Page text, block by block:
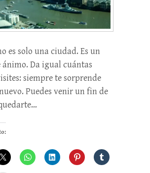
es solo una ciudad. Es un
ánimo. Da igual cuántas
siempre te sorprende
Puedes venir un fin de